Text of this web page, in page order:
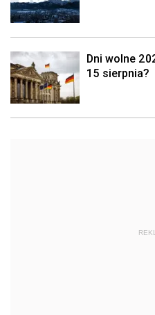
Dni wolne
15 sierpnia?